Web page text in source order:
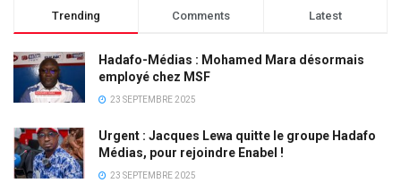
Trending Comments Latest
Hadafo-Médias : Mohamed Mara désormais
employé chez MSF
23 SEPTEMBRE 2025
Urgent : Jacques Lewa quitte le groupe Hadafo
Médias, pour rejoindre Enabel !
23 SEPTEMBRE 2025